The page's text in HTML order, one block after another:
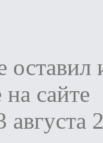
сайте